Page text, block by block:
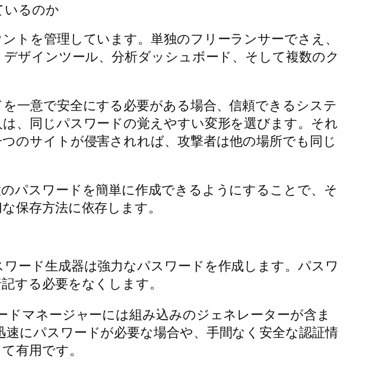
いるのか
トを管理しています。単独のフリーランサーでさえ、
ザインツール、分析ダッシュボード、そして複数のク
一意で安全にする必要がある場合、信頼できるシステ
、同じパスワードの覚えやすい変形を選びます。それ
のサイトが侵害されれば、攻撃者は他の場所でも同じ
パスワードを簡単に作成できるようにすることで、そ
保存方法に依存します。
ード生成器は強力なパスワードを作成します。パスワ
する必要をなくします。
マネージャーには組み込みのジェネレーターが含ま
にパスワードが必要な場合や、手間なく安全な認証情
有用です。